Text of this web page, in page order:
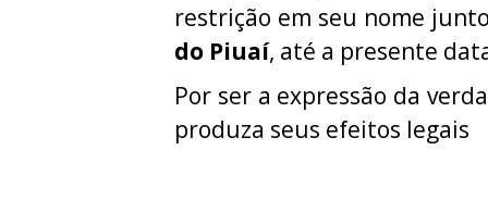
restrição em seu nome
do Piuaí, até a presente
Por ser a expressão da
produza seus efeitos legais